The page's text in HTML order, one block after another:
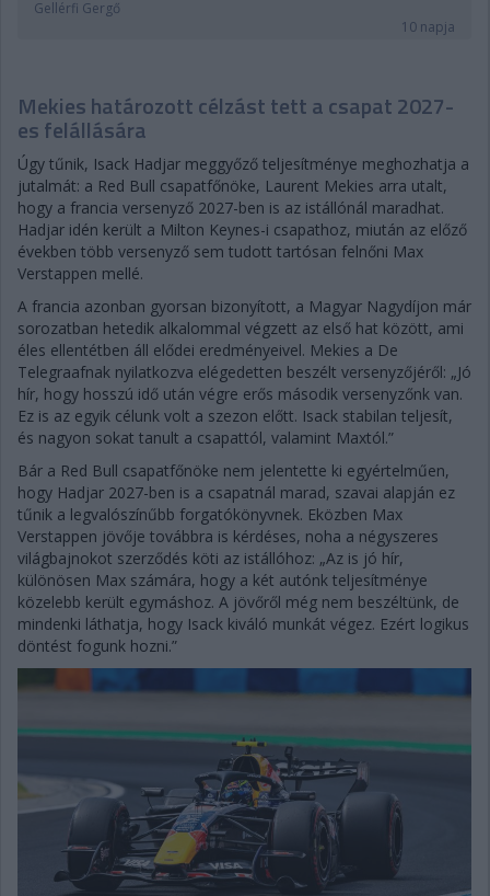
Gellérfi Gergő
10 napja
Mekies határozott célzást tett a csapat 2027-
es felállására
Úgy tűnik, Isack Hadjar meggyőző teljesítménye meghozhatja a
jutalmát: a Red Bull csapatfőnöke, Laurent Mekies arra utalt,
hogy a francia versenyző 2027-ben is az istállónál maradhat.
Hadjar idén került a Milton Keynes-i csapathoz, miután az előző
években több versenyző sem tudott tartósan felnőni Max
Verstappen mellé.
A francia azonban gyorsan bizonyított, a Magyar Nagydíjon már
sorozatban hetedik alkalommal végzett az első hat között, ami
éles ellentétben áll elődei eredményeivel. Mekies a De
Telegraafnak nyilatkozva elégedetten beszélt versenyzőjéről: „Jó
hír, hogy hosszú idő után végre erős második versenyzőnk van.
Ez is az egyik célunk volt a szezon előtt. Isack stabilan teljesít,
és nagyon sokat tanult a csapattól, valamint Maxtól.”
Bár a Red Bull csapatfőnöke nem jelentette ki egyértelműen,
hogy Hadjar 2027-ben is a csapatnál marad, szavai alapján ez
tűnik a legvalószínűbb forgatókönyvnek. Eközben Max
Verstappen jövője továbbra is kérdéses, noha a négyszeres
világbajnokot szerződés köti az istállóhoz: „Az is jó hír,
különösen Max számára, hogy a két autónk teljesítménye
közelebb került egymáshoz. A jövőről még nem beszéltünk, de
mindenki láthatja, hogy Isack kiváló munkát végez. Ezért logikus
döntést fogunk hozni.”